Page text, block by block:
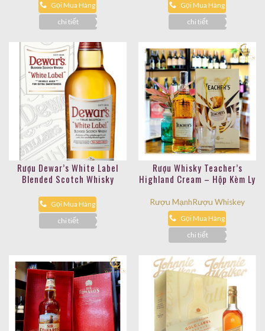
Gọi Mua Hàng
chi tiết
Gọi Mua Hàng
chi tiết
Rượu Dewar’s White Label
Blended Scotch Whisky
Gọi Mua Hàng
chi tiết
Rượu Whisky Teacher’s
Highland Cream – Hộp Kèm Ly
Rượu MạnhRượu Whiskey
Gọi Mua Hàng
chi tiết